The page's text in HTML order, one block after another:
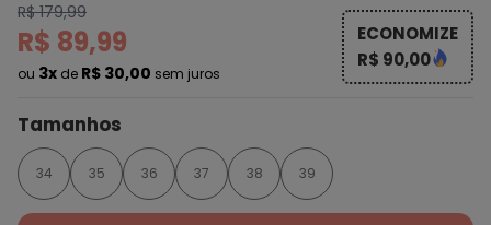
R$ 179,99
R$ 89,99
ou 3x de R$ 30,00 sem juros
ECONOMIZE
R$ 90,00
Tamanhos
34 35 36 37 38 39